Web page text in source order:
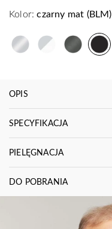
Kolor: czarny mat (BLM)
OPIS
SPECYFIKACJA
PIELĘGNACJA
DO POBRANIA